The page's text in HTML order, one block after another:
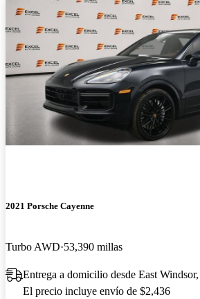
2021 Porsche Cayenne
Turbo AWD 53,390 millas
Entrega a domicilio desde East
El precio incluye envío de $2,436